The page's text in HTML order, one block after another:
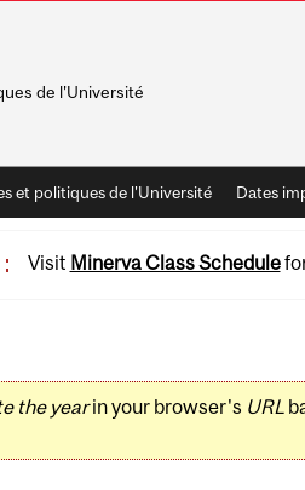
de l'Université
et politiques de l'Université Dates
Visit Minerva Class Schedule
the yearin your browser's URL